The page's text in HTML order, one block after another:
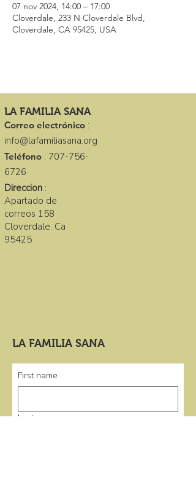
07 nov 2024, 14:00 – 17:00
Cloverdale, 233 N Cloverdale Blvd,
Cloverdale, CA 95425, USA
LA FAMILIA SANA
Correo electrónico :
info@lafamiliasana.org
Teléfono : 707-756-
6726
LA FAMILIA SANA
First name
Last name
Direccion :
Apartado de
correos 158
Cloverdale. Ca
95425